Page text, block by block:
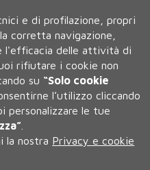
Siena ITALIA
| Caselle Pec: Posta
e di profilazione, propri
corretta navigazione,
l'efficacia delle attività di
rifiutare i cookie non
su “Solo cookie
l’utilizzo cliccando
personalizzare le tue
la nostra Privacy e cookie